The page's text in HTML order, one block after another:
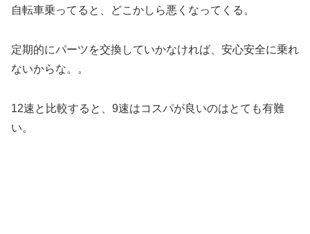
自転車乗ってると、どこかしら悪くなってくる。
定期的にパーツを交換していかなければ、安心安全に乗れ
ないからな。。
12速と比較すると、9速はコスパが良いのはとても有難
い。